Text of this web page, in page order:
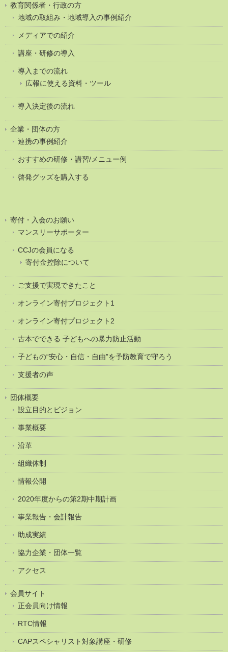
教育関係者・行政の方
地域の取組み・地域導入の事例紹介
メディアでの紹介
講座・研修の導入
導入までの流れ
広報に使える資料・ツール
導入決定後の流れ
企業・団体の方
連携の事例紹介
おすすめの研修・講習/メニュー例
啓発グッズを購入する
寄付・入会のお願い
マンスリーサポーター
CCJの会員になる
寄付金控除について
ご支援で実現できたこと
オンライン寄付プロジェクト1
オンライン寄付プロジェクト2
古本でできる 子どもへの暴力防止活動
子どもの“安心・自信・自由”を予防教育で守ろう
支援者の声
団体概要
設立目的とビジョン
事業概要
沿革
組織体制
情報公開
2020年度からの第2期中期計画
事業報告・会計報告
助成実績
協力企業・団体一覧
アクセス
会員サイト
正会員向け情報
RTC情報
CAPスペシャリスト対象講座・研修